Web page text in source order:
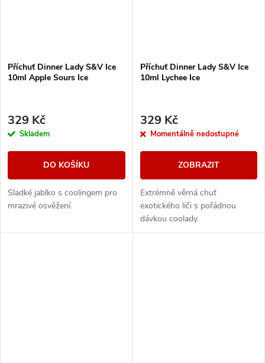
Příchuť Dinner Lady S&V Ice
10ml Apple Sours Ice
329 Kč
Skladem
DO KOŠÍKU
Sladké jablko s coolingem pro
mrazivé osvěžení.
Příchuť Dinner Lady S&V Ice
10ml Lychee Ice
329 Kč
Momentálně nedostupné
ZOBRAZIT
Extrémně věrná chuť
exotického liči s pořádnou
dávkou coolady.